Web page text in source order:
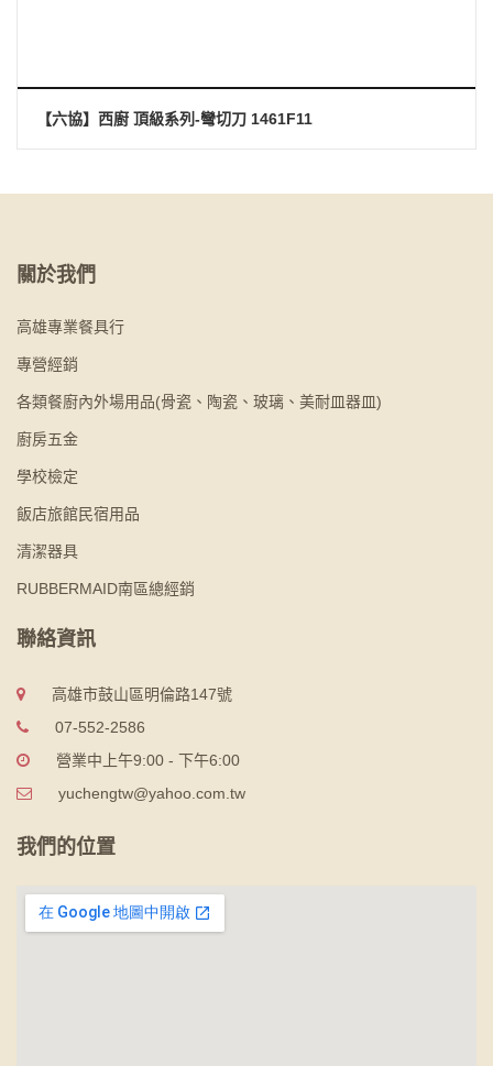
【六協】西廚 頂級系列-彎切刀 1461F11
關於我們
高雄專業餐具行
專營經銷
各類餐廚內外場用品(骨瓷、陶瓷、玻璃、美耐皿器皿)
廚房五金
學校檢定
飯店旅館民宿用品
清潔器具
RUBBERMAID南區總經銷
聯絡資訊
高雄市鼓山區明倫路147號
07-552-2586
營業中上午9:00 - 下午6:00
yuchengtw@yahoo.com.tw
我們的位置